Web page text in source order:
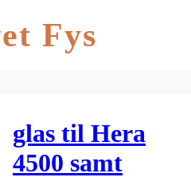
Fys
glas til Hera
4500 samt